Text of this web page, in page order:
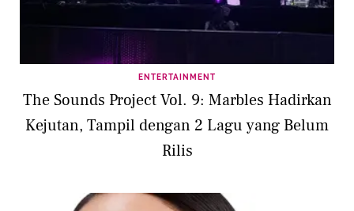
ENTERTAINMENT
The Sounds Project Vol. 9: Marbles Hadirkan
Kejutan, Tampil dengan 2 Lagu yang Belum
Rilis